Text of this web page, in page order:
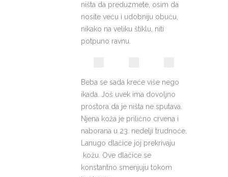
ništa da preduzmete, osim da
nosite veću i udobniju obuću,
nikako na veliku štiklu, niti
potpuno ravnu.
Beba se sada kreće više nego
ikada. Još uvek ima dovoljno
prostora da je ništa ne sputava.
Njena koža je prilično crvena i
naborana u 23. nedelji trudnoće.
Lanugo dlačice joj prekrivaju
kožu. Ove dlačice se
konstantno smenjuju tokom